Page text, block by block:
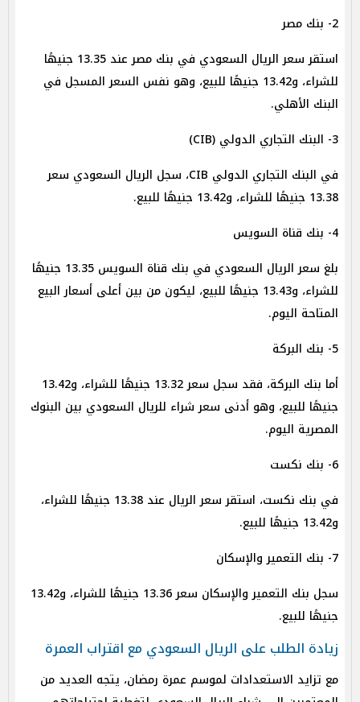
2- بنك مصر
استقر سعر الريال السعودي في بنك مصر عند 13.35 جنيهًا
للشراء، و13.42 جنيهًا للبيع، وهو نفس السعر المسجل في
البنك الأهلي.
3- البنك التجاري الدولي (CIB)
في البنك التجاري الدولي CIB، سجل الريال السعودي سعر
13.38 جنيهًا للشراء، و13.42 جنيهًا للبيع.
4- بنك قناة السويس
بلغ سعر الريال السعودي في بنك قناة السويس 13.35 جنيهًا
للشراء، و13.43 جنيهًا للبيع، ليكون من بين أعلى أسعار البيع
المتاحة اليوم.
5- بنك البركة
أما بنك البركة، فقد سجل سعر 13.32 جنيهًا للشراء، و13.42
جنيهًا للبيع، وهو أدنى سعر شراء للريال السعودي بين البنوك
المصرية اليوم.
6- بنك نكست
في بنك نكست، استقر سعر الريال عند 13.38 جنيهًا للشراء،
و13.42 جنيهًا للبيع.
7- بنك التعمير والإسكان
سجل بنك التعمير والإسكان سعر 13.36 جنيهًا للشراء، و13.42
جنيهًا للبيع.
زيادة الطلب على الريال السعودي مع اقتراب العمرة
مع تزايد الاستعدادات لموسم عمرة رمضان، يتجه العديد من